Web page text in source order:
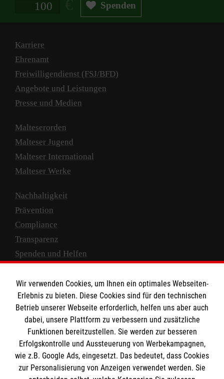
Spenden
Karriere
Ehrenamt
Freiwilligendienst (FSJ/BFD)
Angebote und Leistungen
Presse und Medien
Malteserorden
Malteser Jugend
Malteser International
Malteser Werke
Nachhaltigkeit
Prävention
Compliance
Transparenz
Spenden und Helfen
Empfänger: Malteser Hilfsdienst e.V.
IBAN: DE10 3706 0120 1201 2000 12
BIC: GENODED 1PA7
Wir verwenden Cookies, um Ihnen ein optimales Webseiten-
Erlebnis zu bieten. Diese Cookies sind für den technischen
Betrieb unserer Webseite erforderlich, helfen uns aber auch
dabei, unsere Plattform zu verbessern und zusätzliche
Funktionen bereitzustellen. Sie werden zur besseren
Erfolgskontrolle und Aussteuerung von Werbekampagnen,
wie z.B. Google Ads, eingesetzt. Das bedeutet, dass Cookies
zur Personalisierung von Anzeigen verwendet werden. Sie